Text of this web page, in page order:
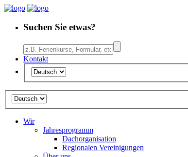
Suchen Sie etwas?
Kontakt
Wir
Jahresprogramm
Dachorganisation
Regionalen Vereinigungen